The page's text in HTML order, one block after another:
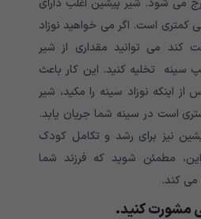
می شود. شیر پیشین اغلب دارای
کمتری است. اگر می خواهید نوزاد
کند می توانید مقداری از شیر
سینه تخلیه کنید. این کار باعث
اینکه نوزاد سینه را مکید، شیر
است در سینه شما جریان یابد.
نیز برای رشد و تکامل کودک
مطمئن شوید که فرزند شما
می کند.
کنید.